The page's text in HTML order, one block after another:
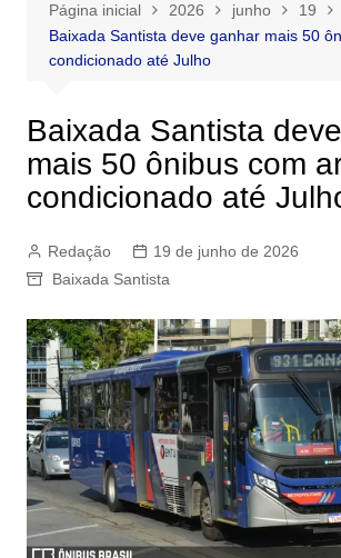
Página inicial 2026 junho
19
Baixada Santista deve ganhar mais 50
condicionado até Julho
Baixada Santista
mais 50 ônibus com
condicionado até
Redação
19 de junho de 2026
Baixada Santista